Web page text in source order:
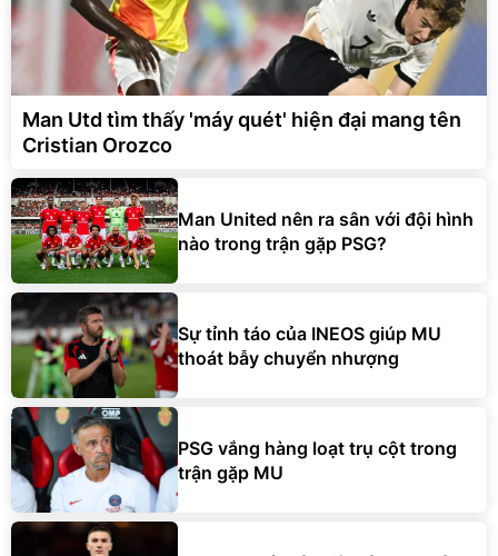
Man Utd tìm thấy 'máy quét' hiện đại mang tên
Cristian Orozco
Man United nên ra sân với đội hình
nào trong trận gặp PSG?
Sự tỉnh táo của INEOS giúp MU
thoát bẫy chuyển nhượng
PSG vắng hàng loạt trụ cột trong
trận gặp MU